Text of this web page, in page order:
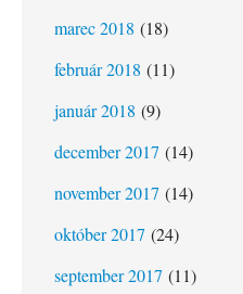
marec 2018 (18)
február 2018 (11)
január 2018 (9)
december 2017 (14)
november 2017 (14)
október 2017 (24)
september 2017 (11)